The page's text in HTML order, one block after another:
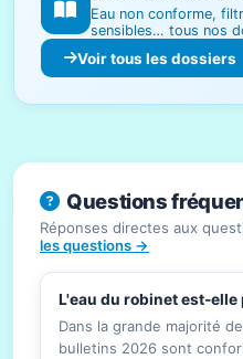
Eau non conforme,
sensibles… tous nos
Voir tous les dossiers
Questions
Réponses directes aux
les questions →
L'eau du robinet est-elle
Dans la grande majorité
bulletins 2026 sont